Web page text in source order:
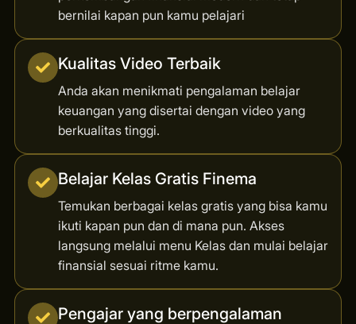
bernilai kapan pun kamu pelajari
Kualitas Video Terbaik
Anda akan menikmati pengalaman belajar
keuangan yang disertai dengan video yang
berkualitas tinggi.
Belajar Kelas Gratis Finema
Temukan berbagai kelas gratis yang bisa kamu
ikuti kapan pun dan di mana pun. Akses
langsung melalui menu Kelas dan mulai belajar
finansial sesuai ritme kamu.
Pengajar yang berpengalaman